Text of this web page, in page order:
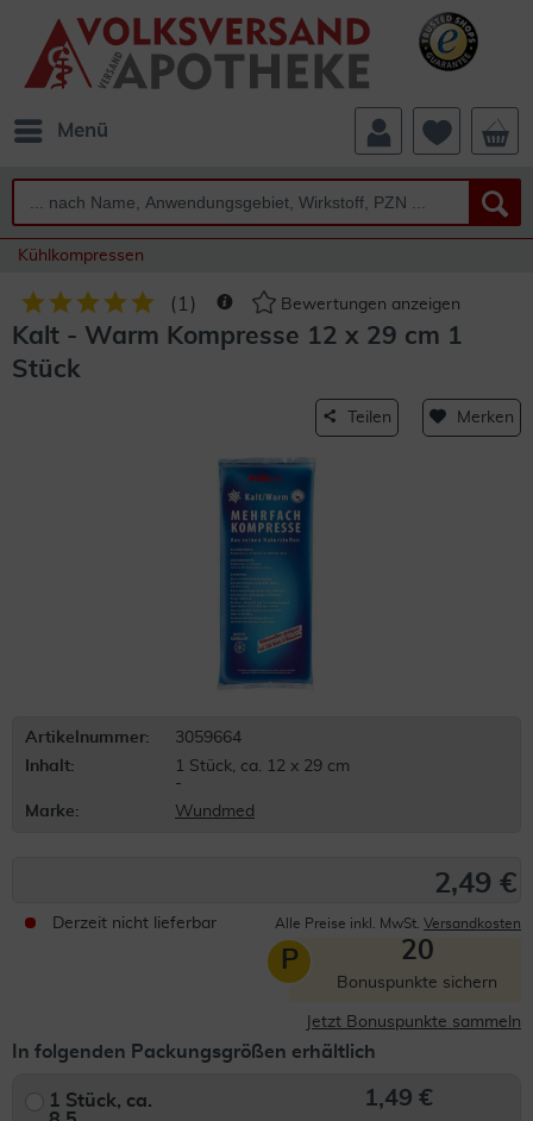
Menü
Kühlkompressen
( 1 ) Bewertungen anzeigen
Kalt - Warm Kompresse 12 x 29 cm 1
Stück
Teilen Merken
Artikelnummer:
3059664
Inhalt:
1 Stück, ca. 12 x 29 cm
-
Marke:
Wundmed
2,49 €
Derzeit nicht lieferbar Alle Preise inkl. MwSt. Versandkosten
P 20
Bonuspunkte sichern
Jetzt Bonuspunkte sammeln
In folgenden Packungsgrößen erhältlich
1 Stück, ca.
1,49 €